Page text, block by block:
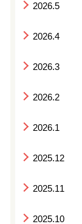
2026.5
2026.4
2026.3
2026.2
2026.1
2025.12
2025.11
2025.10